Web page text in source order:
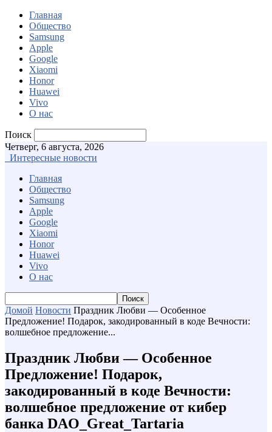
Главная
Общество
Samsung
Apple
Google
Xiaomi
Honor
Huawei
Vivo
О нас
Поиск
Четверг, 6 августа, 2026
Интересные новости
Главная
Общество
Samsung
Apple
Google
Xiaomi
Honor
Huawei
Vivo
О нас
Домой Новости Праздник Любви — Особенное
Предложение! Подарок, закодированный в коде Вечности:
волшебное предложение...
Праздник Любви — Особенное
Предложение! Подарок,
закодированный в коде Вечности:
волшебное предложение от кибер
банка DAO_Great_Tartaria